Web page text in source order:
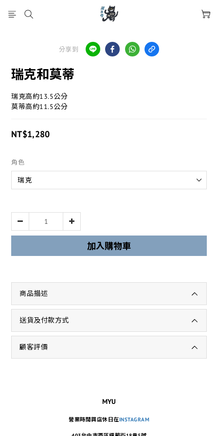
分享到
瑞克和莫蒂
瑞克高約13.5公分
莫蒂高約11.5公分
NT$1,280
角色
加入購物車
商品描述
送貨及付款方式
顧客評價
MYU
營業時間與店休日在INSTAGRAM